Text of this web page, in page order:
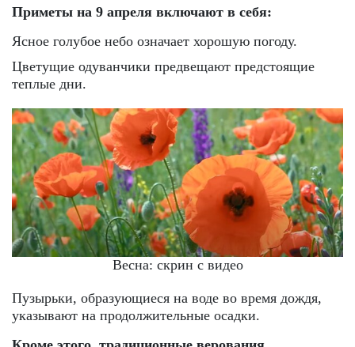
Приметы на 9 апреля включают в себя:
Ясное голубое небо означает хорошую погоду.
Цветущие одуванчики предвещают предстоящие
теплые дни.
Весна: скрин с видео
Пузырьки, образующиеся на воде во время дождя,
указывают на продолжительные осадки.